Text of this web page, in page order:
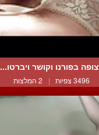
צופה בפורנו וקושר ויברטו...
3496 צפיות | 2 המלצות